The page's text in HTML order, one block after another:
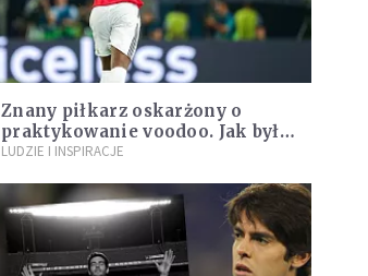
Znany piłkarz oskarżony o
praktykowanie voodoo. Jak było
naprawdę?
LUDZIE I INSPIRACJE